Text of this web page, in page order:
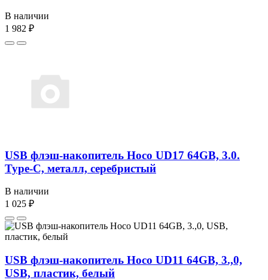
В наличии
1 982 ₽
USB флэш-накопитель Hoco UD17 64GB, 3.0.
Type-C, металл, серебристый
В наличии
1 025 ₽
USB флэш-накопитель Hoco UD11 64GB, 3.,0,
USB, пластик, белый